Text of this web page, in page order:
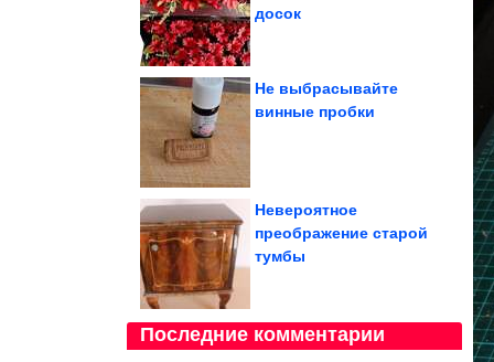
досок
Не выбрасывайте
винные пробки
Невероятное
преображение старой
тумбы
Последние комментарии